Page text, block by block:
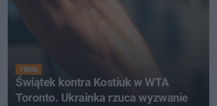
TENIS
Świątek kontra Kostiuk w WTA
Toronto. Ukrainka rzuca wyzwanie